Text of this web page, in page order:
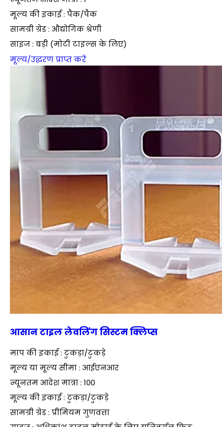
मूल्य की इकाई : पैक/पैक
सामग्री ग्रेड : औद्योगिक श्रेणी
साइज : बड़ी (मोटी टाइल्स के लिए)
मूल्य/उद्धरण प्राप्त करें
आसान टाइल लेवलिंग सिस्टम क्लिप्स
माप की इकाई : टुकड़ा/टुकड़े
मूल्य या मूल्य सीमा : आईएनआर
न्यूनतम आदेश मात्रा : 100
मूल्य की इकाई : टुकड़ा/टुकड़े
सामग्री ग्रेड : प्रीमियम गुणवत्ता